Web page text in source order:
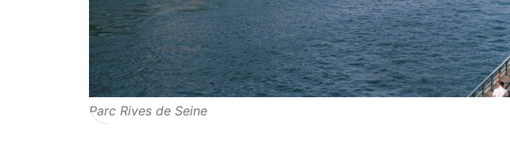
Parc Rives de Seine